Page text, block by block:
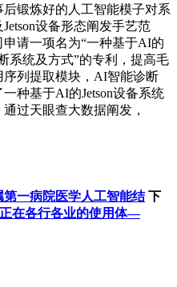
锻炼好的人工智能模子对系
设备形态阐发手艺范
请一项名为“一种基于AI的
系统及方式”的专利，提高毛
列提取模块，AI智能诊断
种基于AI的Jetson设备系统
过天眼查大数据阐发，
一病院医学人工智能结 下
在各行各业的使用体—